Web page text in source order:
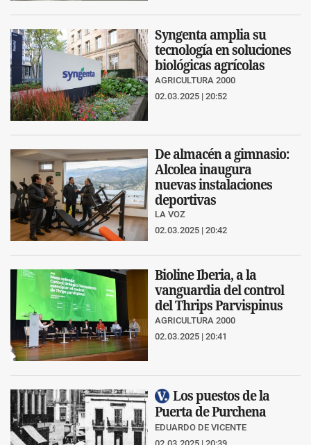
Syngenta amplia su
tecnología en soluciones
biológicas agrícolas
AGRICULTURA 2000
02.03.2025 | 20:52
De almacén a gimnasio:
Alcolea inaugura
nuevas instalaciones
deportivas
LA VOZ
02.03.2025 | 20:42
Bioline Iberia, a la
vanguardia del control
del Thrips Parvispinus
AGRICULTURA 2000
02.03.2025 | 20:41
Los puestos de la
Puerta de Purchena
EDUARDO DE VICENTE